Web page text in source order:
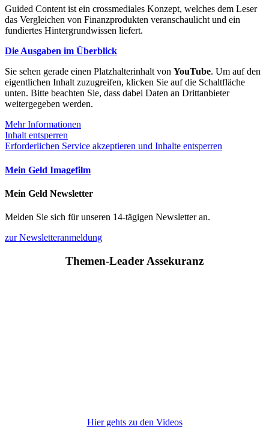
Guided Content ist ein crossmediales Konzept, welches dem Leser
das Vergleichen von Finanzprodukten veranschaulicht und ein
fundiertes Hintergrundwissen liefert.
Die Ausgaben im Überblick
Sie sehen gerade einen Platzhalterinhalt von YouTube. Um auf den
eigentlichen Inhalt zuzugreifen, klicken Sie auf die Schaltfläche
unten. Bitte beachten Sie, dass dabei Daten an Drittanbieter
weitergegeben werden.
Mehr Informationen
Inhalt entsperren
Erforderlichen Service akzeptieren und Inhalte entsperren
Mein Geld Imagefilm
Mein Geld Newsletter
Melden Sie sich für unseren 14-tägigen Newsletter an.
zur Newsletteranmeldung
Themen-Leader Assekuranz
Hier gehts zu den Videos